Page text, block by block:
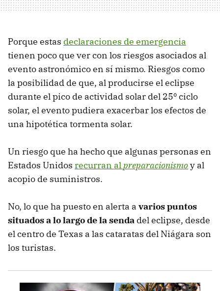
Porque estas declaraciones de emergencia
tienen poco que ver con los riesgos asociados al
evento astronómico en sí mismo. Riesgos como
la posibilidad de que, al producirse el eclipse
durante el pico de actividad solar del 25º ciclo
solar, el evento pudiera exacerbar los efectos de
una hipotética tormenta solar.
Un riesgo que ha hecho que algunas personas en
Estados Unidos recurran alpreparacionismoy al
acopio de suministros.
No, lo que ha puesto en alerta a varios puntos
situados a lo largo de la senda del eclipse, desde
el centro de Texas a las cataratas del Niágara son
los turistas.